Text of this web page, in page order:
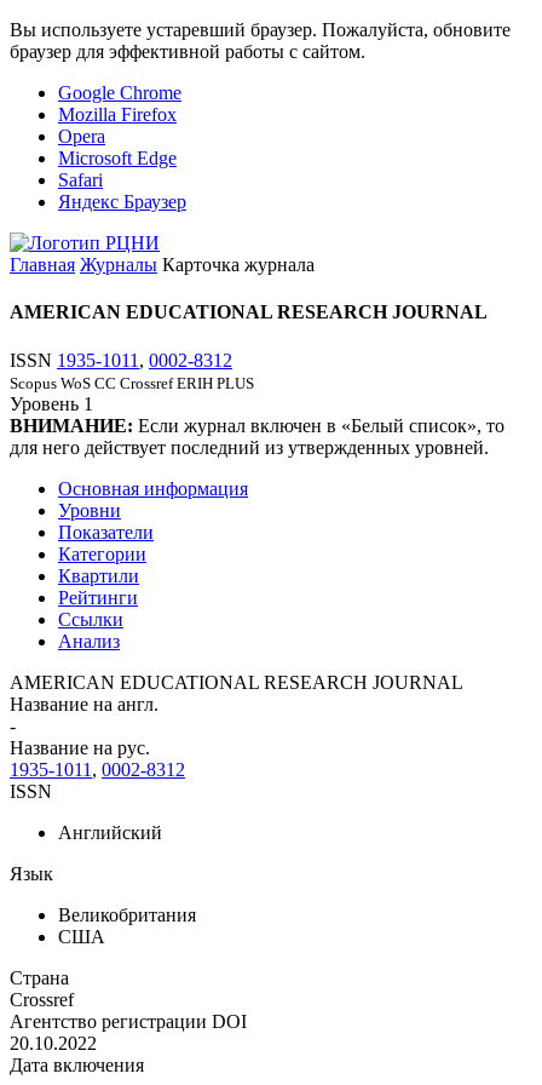
Вы используете устаревший браузер. Пожалуйста, обновите
браузер для эффективной работы с сайтом.
Google Chrome
Mozilla Firefox
Opera
Microsoft Edge
Safari
Яндекс Браузер
Главная Журналы Карточка журнала
AMERICAN EDUCATIONAL RESEARCH JOURNAL
ISSN 1935-1011 , 0002-8312
Scopus WoS CC Crossref ERIH PLUS
Уровень 1
ВНИМАНИЕ: Если журнал включен в «Белый список», то
для него действует последний из утвержденных уровней.
Основная информация
Уровни
Показатели
Категории
Квартили
Рейтинги
Ссылки
Анализ
AMERICAN EDUCATIONAL RESEARCH JOURNAL
Название на англ.
-
Название на рус.
1935-1011 , 0002-8312
ISSN
Английский
Язык
Великобритания
США
Страна
Crossref
Агентство регистрации DOI
20.10.2022
Дата включения